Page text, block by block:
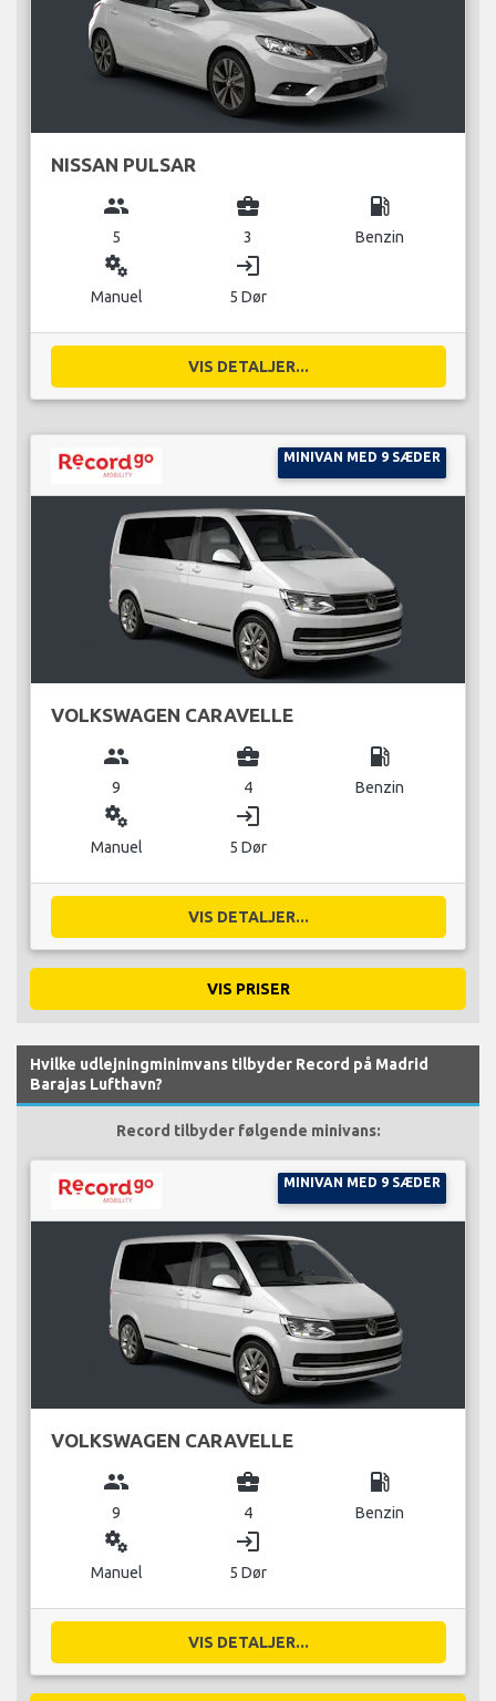
NISSAN PULSAR
group
5
business_center
3
local_gas_station
Benzin
miscellaneous_services
Manuel
login
5 Dør
VIS DETALJER...
MINIVAN MED 9 SÆDER
VOLKSWAGEN CARAVELLE
group
9
business_center
4
local_gas_station
Benzin
miscellaneous_services
Manuel
login
5 Dør
VIS DETALJER...
VIS PRISER
Hvilke udlejningminimvans tilbyder Record på Madrid
Barajas Lufthavn?
Record tilbyder følgende minivans:
MINIVAN MED 9 SÆDER
VOLKSWAGEN CARAVELLE
group
9
business_center
4
local_gas_station
Benzin
miscellaneous_services
Manuel
login
5 Dør
VIS DETALJER...